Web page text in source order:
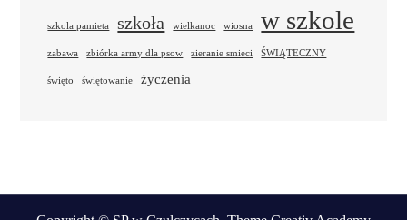
szkola pamieta szkoła wielkanoc wiosna w szkole
zabawa zbiórka army dla psow zieranie smieci ŚWIĄTECZNY
święto świętowanie życzenia